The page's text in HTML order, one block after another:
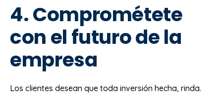
4. Comprométete
con el futuro de la
empresa
Los clientes desean que toda inversión hecha, rinda.